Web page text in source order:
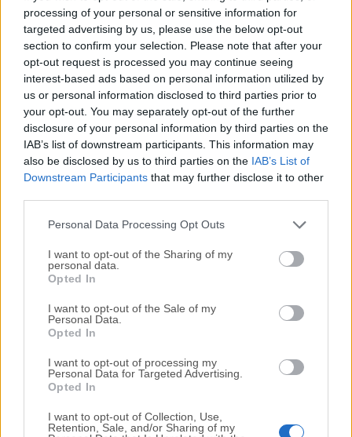
processing of your personal or sensitive information for
targeted advertising by us, please use the below opt-out
section to confirm your selection. Please note that after your
opt-out request is processed you may continue seeing
interest-based ads based on personal information utilized by
us or personal information disclosed to third parties prior to
your opt-out. You may separately opt-out of the further
disclosure of your personal information by third parties on the
IAB’s list of downstream participants. This information may
also be disclosed by us to third parties on the IAB’s List of
Downstream Participants that may further disclose it to other
Personal Data Processing Opt Outs
I want to opt-out of the Sharing of my
personal data.
Opted In
I want to opt-out of the Sale of my
Personal Data.
Opted In
I want to opt-out of processing my
Personal Data for Targeted Advertising.
Opted In
I want to opt-out of Collection, Use,
Retention, Sale, and/or Sharing of my
reciente deComplete Internet Repair
o leer nuestra
reseña, simplemente hazclic aquí.
Todas las versiones antiguas distribuidas en nuestro
sitio web son completamente libres de virus y están
disponibles para su descarga sin costo alguno.
Nos encantaría saber de ti
Si tienes alguna pregunta o idea que desees compartir
con nosotros, dirígete a nuestra página de contacto